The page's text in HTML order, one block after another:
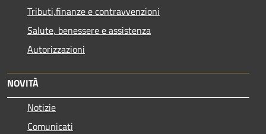
Tributi,finanze e contravvenzioni
Salute, benessere e assistenza
Autorizzazioni
NOVITÀ
Notizie
Comunicati